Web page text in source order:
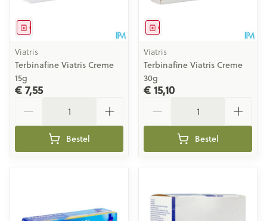
Geneesmiddel
Viatris
Terbinafine Viatris Creme
15g
€ 7,55
Bestel
Geneesmiddel
Viatris
Terbinafine Viatris Creme
30g
€ 15,10
Bestel